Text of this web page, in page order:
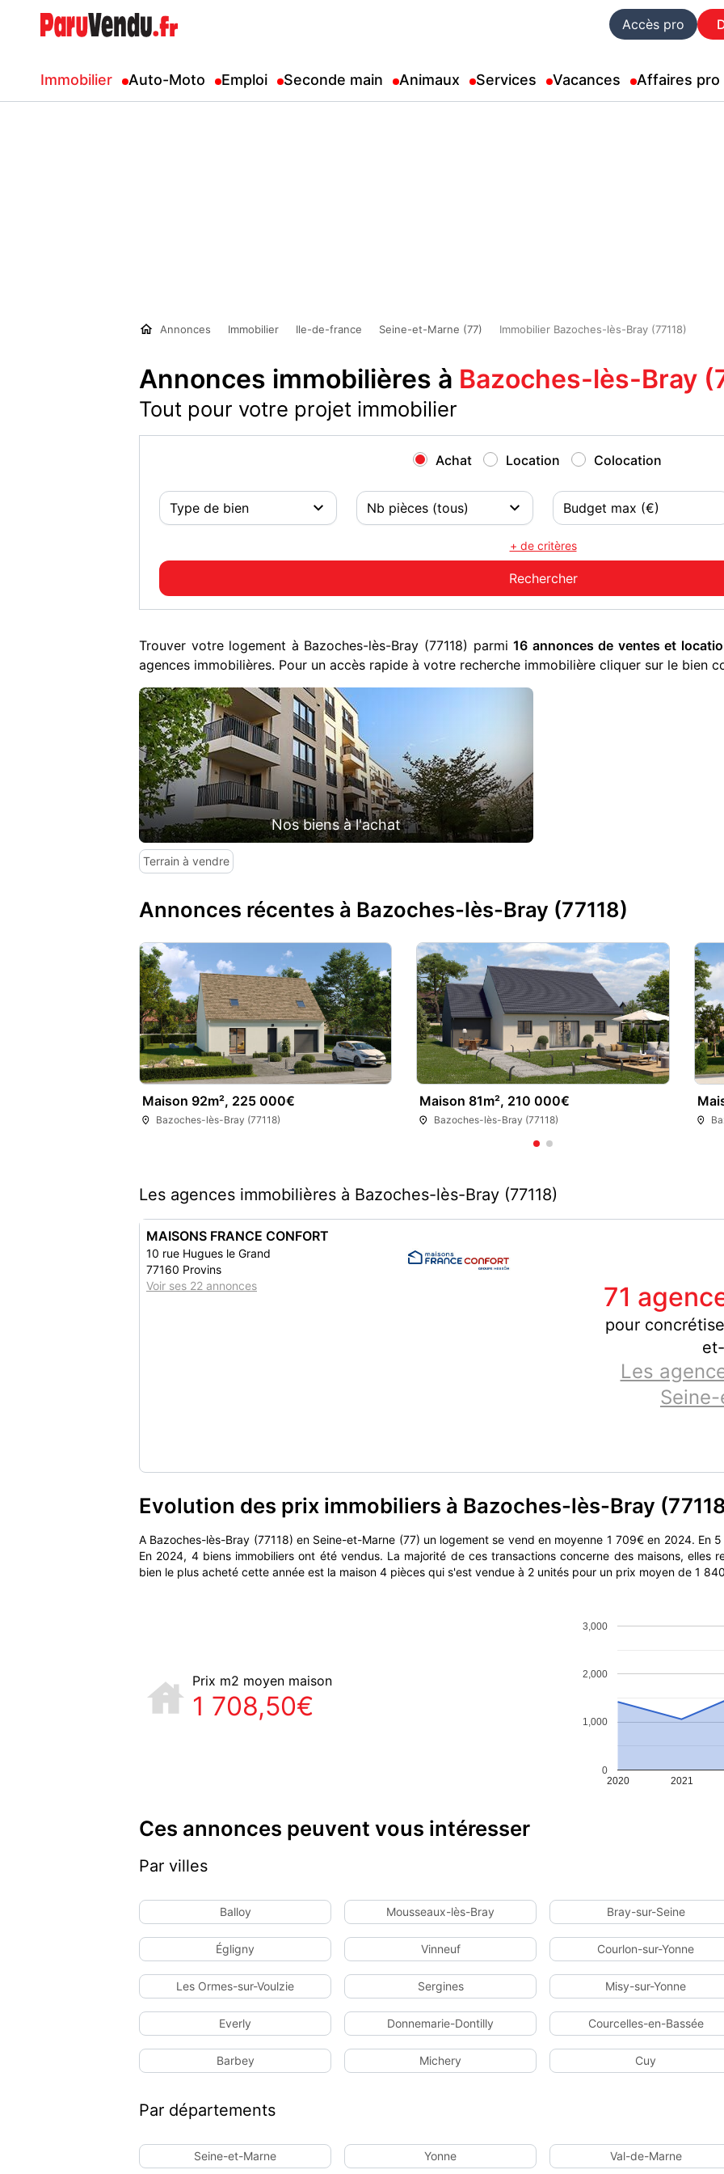
Accès pro
Immobilier Auto-Moto Emploi Seconde main Animaux Services Vacances Affaires pro
Annonces Immobilier Ile-de-france Seine-et-Marne (77) Immobilier Bazoches-lès-Bray (77118)
Annonces immobilières à Bazoches-lès-Bray
Tout pour votre projet immobilier
Achat Location Colocation
+ de critères
Trouver votre logement à Bazoches-lès-Bray (77118) parmi16 annonces de ventes et
agences immobilières. Pour un accès rapide à votre recherche immobilière cliquer sur le bien
Nos biens à l'achat
Terrain à vendre
Annonces récentes à Bazoches-lès-Bray (77118)
Maison 92m², 225 000€
Bazoches-lès-Bray (77118)
Maison 81m², 210 000€
Bazoches-lès-Bray (77118)
Les agences immobilières à Bazoches-lès-Bray (77118)
MAISONS FRANCE CONFORT
10 rue Hugues le Grand
77160 Provins
Voir ses 22 annonces
71
pour
Les
Evolution des prix immobiliers à Bazoches-lès-Bray
A Bazoches-lès-Bray (77118) en Seine-et-Marne (77) un logement se vend en moyenne 1 709€ en 2024. En
En 2024, 4 biens immobiliers ont été vendus. La majorité de ces transactions concerne des maisons, elles
bien le plus acheté cette année est la maison 4 pièces qui s'est vendue à 2 unités pour un prix moyen de 1
Prix m2 moyen maison
1 708,50€
2020 2021
0
1,000
2,000
3,000
Ces annonces peuvent vous intéresser
Par villes
Balloy Mousseaux-lès-Bray Bray-sur-Seine
Égligny Vinneuf Courlon-sur-Yonne
Les Ormes-sur-Voulzie Sergines Misy-sur-Yonne
Everly Donnemarie-Dontilly Courcelles-en-Bassée
Barbey Michery Cuy
Par départements
Seine-et-Marne Yonne Val-de-Marne